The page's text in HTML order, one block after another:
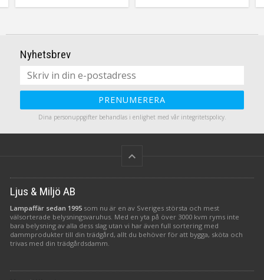
Finns även i antik och
Magiskt! Finns även i
installation vilket gör att hon
Nyhetsbrev
PRENUMERERA
Dina personuppgifter behandlas i enlighet med vår integritetspolicy.
keyboard_arrow_up
Ljus & Miljö AB
Lampaffär sedan 1995 som nu är en av Sveriges största och mest
välsorterade belysningsvaruhus. Med en yta på över 3000 kvm ryms inte
bara belysning av alla dess slag utan vi har även full sortering med
dammprodukter till din trädgård, allt du behöver för att bygga, sköta och
trivas med din trädgårdsdamm.